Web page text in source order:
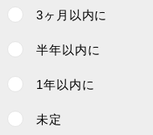
3ヶ月以内に
半年以内に
1年以内に
未定